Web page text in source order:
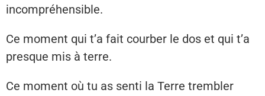
incompréhensible.
Ce moment qui t’a fait courber le dos et qui t’a
presque mis à terre.
Ce moment où tu as senti la Terre trembler